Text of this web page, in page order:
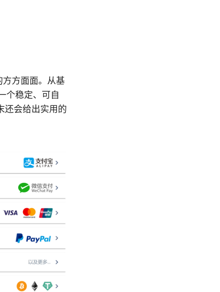
方面面。从基
个稳定、可自
还会给出实用的